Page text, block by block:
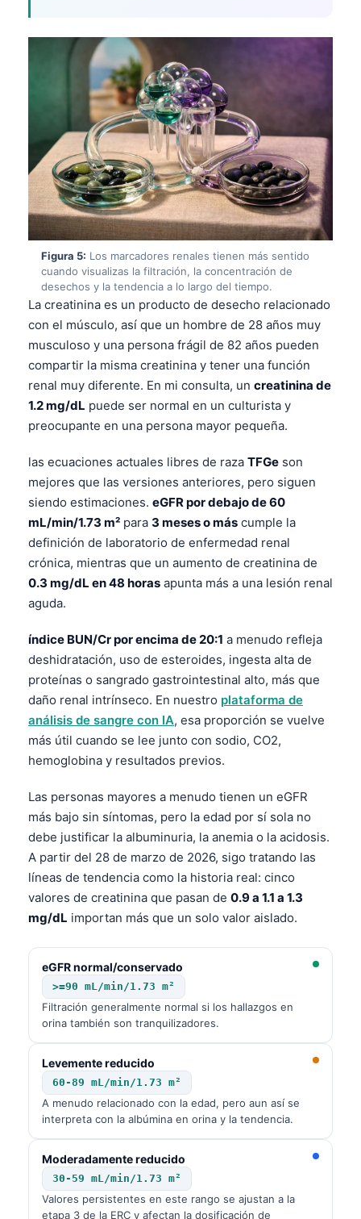
Figura 5: Los marcadores renales tienen más sentido
cuando visualizas la filtración, la concentración de
desechos y la tendencia a lo largo del tiempo.
La creatinina es un producto de desecho relacionado
con el músculo, así que un hombre de 28 años muy
musculoso y una persona frágil de 82 años pueden
compartir la misma creatinina y tener una función
renal muy diferente. En mi consulta, un creatinina de
1.2 mg/dL puede ser normal en un culturista y
preocupante en una persona mayor pequeña.
las ecuaciones actuales libres de raza TFGe son
mejores que las versiones anteriores, pero siguen
siendo estimaciones. eGFR por debajo de 60
mL/min/1.73 m² para 3 meses o más cumple la
definición de laboratorio de enfermedad renal
crónica, mientras que un aumento de creatinina de
0.3 mg/dL en 48 horas apunta más a una lesión renal
aguda.
índice BUN/Cr por encima de 20:1 a menudo refleja
deshidratación, uso de esteroides, ingesta alta de
proteínas o sangrado gastrointestinal alto, más que
daño renal intrínseco. En nuestro plataforma de
análisis de sangre con IA, esa proporción se vuelve
más útil cuando se lee junto con sodio, CO2,
hemoglobina y resultados previos.
Las personas mayores a menudo tienen un eGFR
más bajo sin síntomas, pero la edad por sí sola no
debe justificar la albuminuria, la anemia o la acidosis.
A partir del 28 de marzo de 2026, sigo tratando las
líneas de tendencia como la historia real: cinco
valores de creatinina que pasan de 0.9 a 1.1 a 1.3
mg/dL importan más que un solo valor aislado.
eGFR normal/conservado
>=90 mL/min/1.73 m²
Filtración generalmente normal si los hallazgos en
orina también son tranquilizadores.
Levemente reducido
60-89 mL/min/1.73 m²
A menudo relacionado con la edad, pero aun así se
interpreta con la albúmina en orina y la tendencia.
Moderadamente reducido
30-59 mL/min/1.73 m²
Valores persistentes en este rango se ajustan a la
etapa 3 de la ERC y afectan la dosificación de
Русский
Lietuvių kalba
Polski
한국어
Slovenščina
Magyar
Shqip
বাংলা
मराठी
தமிழ்
ಕನ್ನಡ
മലയാളം
Bahasa Melayu
Tagalog
ไทย
ဗမာစာ
ភាសាខ្មែរ
Kiswahili
O‘zbekcha
Català
Қазақ тілі
Suomi
Hrvatski
Slovenčina
كوردی‎
پښتو
සිංහල
অসমীয়া
Galego
Latviešu valoda
Македонски јазик
Euskara
Gàidhlig
Occitan
العربية المغربية
Afrikaans
Монгол
ພາສາລາວ